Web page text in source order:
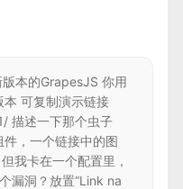
本的GrapesJS 你用
本 可复制演示链接
描述一下那个虫子
，一个链接中的图
我卡在一个配置里，
漏洞？放置“Link na